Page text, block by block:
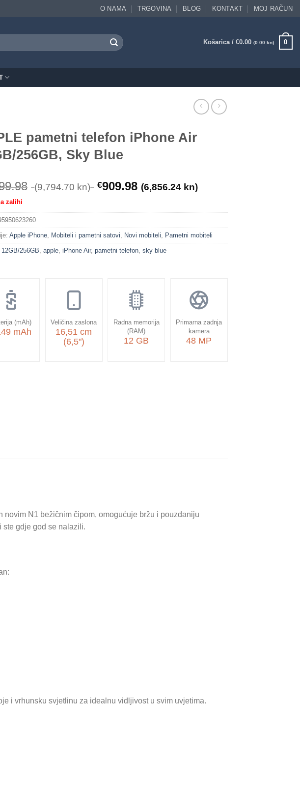
O NAMA TRGOVINA BLOG KONTAKT MOJ RAČUN
Košarica / €0.00 (0.00 kn) 0
pametni telefon iPhone Air
256GB, Sky Blue
(9,794.70 kn) €909.98 (6,856.24 kn)
zalihi
Apple iPhone Mobiteli i pametni satovi Novi mobiteli Pametni mobiteli
12GB/256GB apple iPhone Air, pametni telefon sky blue
(mAh)
mAh
Veličina zaslona
16,51 cm
(6,5")
Radna memorija
(RAM)
12 GB
Primarna zadnja
kamera
48 MP
N1 bežičnim čipom, omogućuje bržu i pouzdaniju
ste gdje god se nalazili.
i vrhunsku svjetlinu za idealnu vidljivost u svim uvjetima.